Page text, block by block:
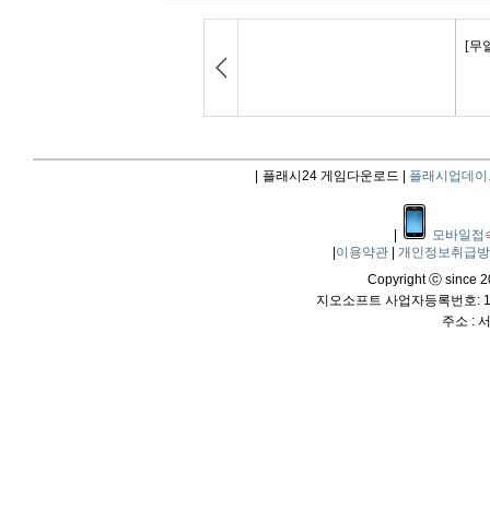
플래시24 게임다운로드 | 플래시업데이
모바일접
이용약관
개인정보취급
Copyright ⓒ since
지오소프트 사업자등록번호:
주소 :